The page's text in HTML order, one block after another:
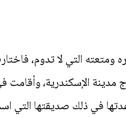
التي لا تدوم،
مدينة الإسكندرية،
في ذلك صديقتها التي